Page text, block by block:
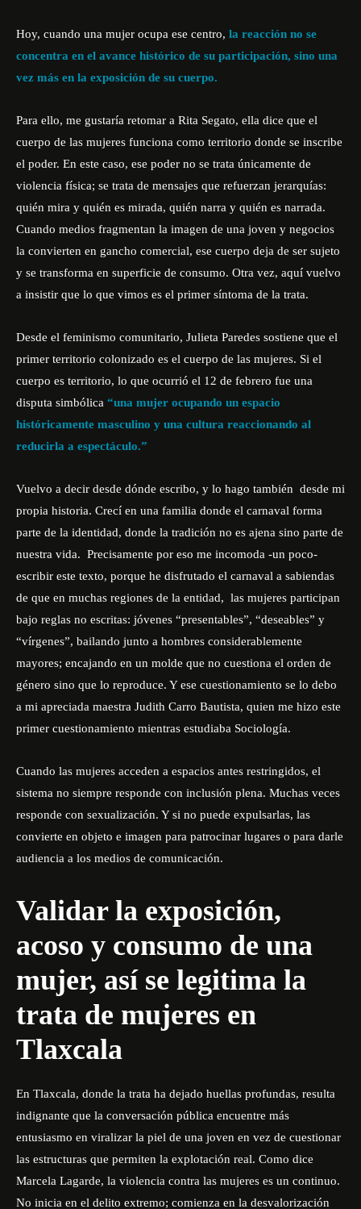
Hoy, cuando una mujer ocupa ese centro, la reacción no se
concentra en el avance histórico de su participación, sino una
vez más en la exposición de su cuerpo.
Para ello, me gustaría retomar a Rita Segato, ella dice que el
cuerpo de las mujeres funciona como territorio donde se inscribe
el poder. En este caso, ese poder no se trata únicamente de
violencia física; se trata de mensajes que refuerzan jerarquías:
quién mira y quién es mirada, quién narra y quién es narrada.
Cuando medios fragmentan la imagen de una joven y negocios
la convierten en gancho comercial, ese cuerpo deja de ser sujeto
y se transforma en superficie de consumo. Otra vez, aquí vuelvo
a insistir que lo que vimos es el primer síntoma de la trata.
Desde el feminismo comunitario, Julieta Paredes sostiene que el
primer territorio colonizado es el cuerpo de las mujeres. Si el
cuerpo es territorio, lo que ocurrió el 12 de febrero fue una
disputa simbólica “una mujer ocupando un espacio
históricamente masculino y una cultura reaccionando al
reducirla a espectáculo.”
Vuelvo a decir desde dónde escribo, y lo hago también desde mi
propia historia. Crecí en una familia donde el carnaval forma
parte de la identidad, donde la tradición no es ajena sino parte de
nuestra vida. Precisamente por eso me incomoda -un poco-
escribir este texto, porque he disfrutado el carnaval a sabiendas
de que en muchas regiones de la entidad, las mujeres participan
bajo reglas no escritas: jóvenes “presentables”, “deseables” y
“vírgenes”, bailando junto a hombres considerablemente
mayores; encajando en un molde que no cuestiona el orden de
género sino que lo reproduce. Y ese cuestionamiento se lo debo
a mi apreciada maestra Judith Carro Bautista, quien me hizo este
primer cuestionamiento mientras estudiaba Sociología.
Cuando las mujeres acceden a espacios antes restringidos, el
sistema no siempre responde con inclusión plena. Muchas veces
responde con sexualización. Y si no puede expulsarlas, las
convierte en objeto e imagen para patrocinar lugares o para darle
audiencia a los medios de comunicación.
Validar la exposición,
acoso y consumo de una
mujer, así se legitima la
trata de mujeres en
Tlaxcala
En Tlaxcala, donde la trata ha dejado huellas profundas, resulta
indignante que la conversación pública encuentre más
entusiasmo en viralizar la piel de una joven en vez de cuestionar
las estructuras que permiten la explotación real. Como dice
Marcela Lagarde, la violencia contra las mujeres es un continuo.
No inicia en el delito extremo; comienza en la desvalorización